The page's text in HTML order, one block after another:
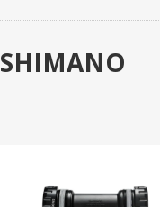
FRAME -FIXED GEAR
SHIMANO